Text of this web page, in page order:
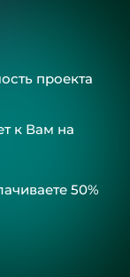
проекта
к Вам на
50%